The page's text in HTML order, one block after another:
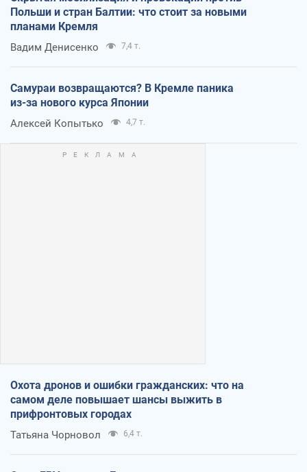
Польши и стран Балтии: что стоит за новыми
планами Кремля
Вадим Денисенко 7,4 т.
Самураи возвращаются? В Кремле паника
из-за нового курса Японии
Алексей Копытько 4,7 т.
Охота дронов и ошибки гражданских: что на
самом деле повышает шансы выжить в
прифронтовых городах
Татьяна Чорновол 6,4 т.